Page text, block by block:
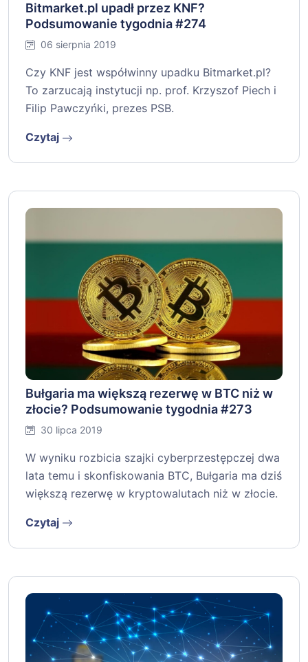
Bitmarket.pl upadł przez KNF?
Podsumowanie tygodnia #274
06 sierpnia 2019
Czy KNF jest współwinny upadku Bitmarket.pl?
To zarzucają instytucji np. prof. Krzyszof Piech i
Filip Pawczyńki, prezes PSB.
Czytaj
Bułgaria ma większą rezerwę w BTC niż w
złocie? Podsumowanie tygodnia #273
30 lipca 2019
W wyniku rozbicia szajki cyberprzestępczej dwa
lata temu i skonfiskowania BTC, Bułgaria ma dziś
większą rezerwę w kryptowalutach niż w złocie.
Czytaj